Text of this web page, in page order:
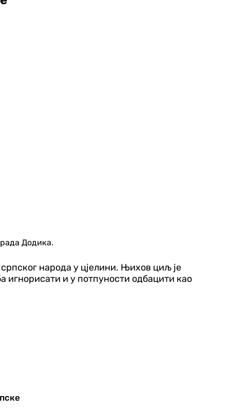
Додика.
народа у цјелини. Њихов циљ је
игнорисати и у потпуности одбацити као